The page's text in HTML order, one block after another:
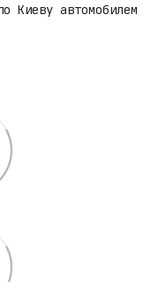
Киеву автомобилем